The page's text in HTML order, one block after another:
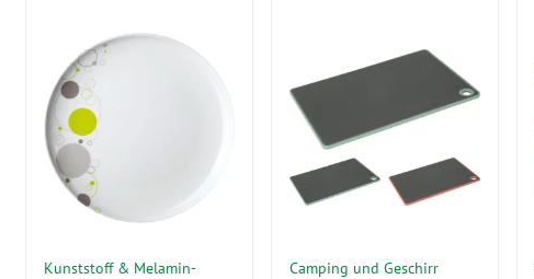
Kunststoff & Melamin-
Camping und Geschirr